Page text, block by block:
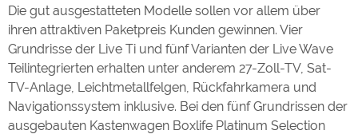
Die gut ausgestatteten Modelle sollen vor allem über
ihren attraktiven Paketpreis Kunden gewinnen. Vier
Grundrisse der Live Ti und fünf Varianten der Live Wave
Teilintegrierten erhalten unter anderem 27-Zoll-TV, Sat-
TV-Anlage, Leichtmetallfelgen, Rückfahrkamera und
Navigationssystem inklusive. Bei den fünf Grundrissen der
ausgebauten Kastenwagen Boxlife Platinum Selection